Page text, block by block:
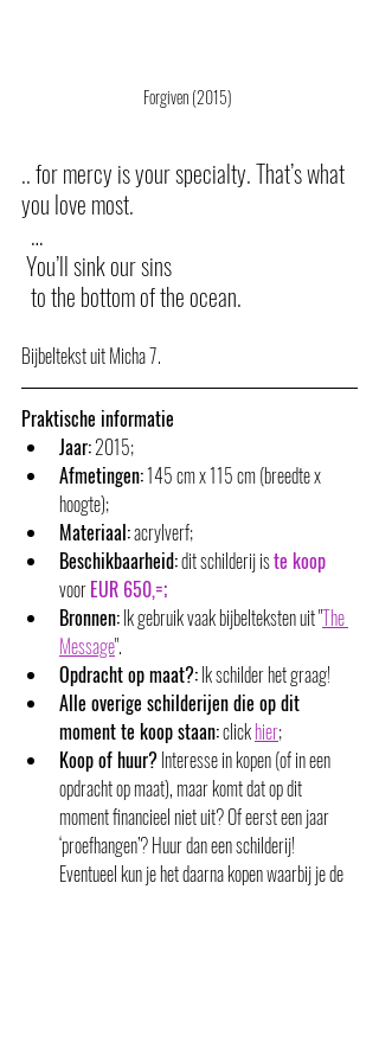
Forgiven (2015)
.. for mercy is your specialty. That’s what
you love most.
  …
You’ll sink our sins
  to the bottom of the ocean.
Bijbeltekst uit Micha 7.
Praktische informatie
Jaar: 2015;
Afmetingen: 145 cm x 115 cm (breedte x
hoogte);
Materiaal: acrylverf;
Beschikbaarheid: dit schilderij is te koop
voor EUR 650,=;
Bronnen: Ik gebruik vaak bijbelteksten uit "The
Message".
Opdracht op maat?: Ik schilder het graag!
Alle overige schilderijen die op dit
moment te koop staan: click hier;
Koop of huur? Interesse in kopen (of in een
opdracht op maat), maar komt dat op dit
moment financieel niet uit? Of eerst een jaar
‘proefhangen’? Huur dan een schilderij!
Eventueel kun je het daarna kopen waarbij je de